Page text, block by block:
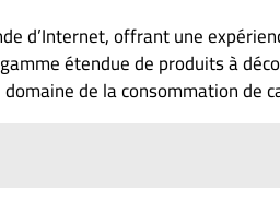
d’Internet, offrant une
étendue de produits à
de la consommation de